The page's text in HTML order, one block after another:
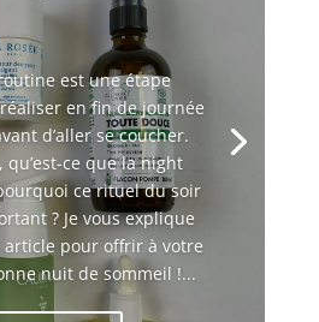
est une étape
en fin de journée
d’aller se coucher.
qu’est-ce que la night
ce rituel du soir
? Je vous explique
pour offrir à votre
nuit de sommeil !...